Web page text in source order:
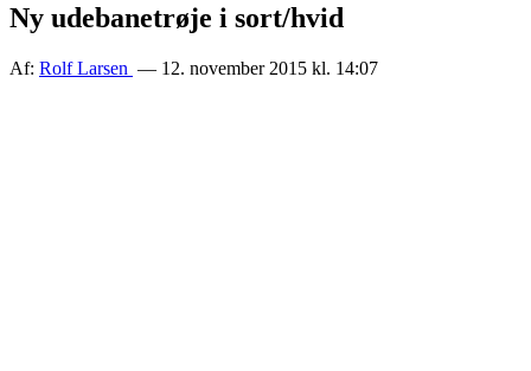
Ny udebanetrøje i sort/hvid
Af: Rolf Larsen — 12. november 2015 kl. 14:07